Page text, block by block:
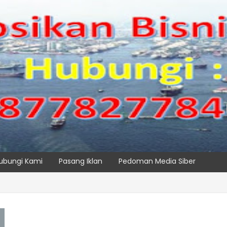
Kami Pasang Iklan Pedoman Media Siber